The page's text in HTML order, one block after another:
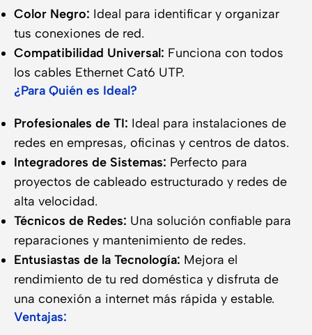
Color Negro: Ideal para identificar y organizar
tus conexiones de red.
Compatibilidad Universal: Funciona con todos
los cables Ethernet Cat6 UTP.
¿Para Quién es Ideal?
Profesionales de TI: Ideal para instalaciones de
redes en empresas, oficinas y centros de datos.
Integradores de Sistemas: Perfecto para
proyectos de cableado estructurado y redes de
alta velocidad.
Técnicos de Redes: Una solución confiable para
reparaciones y mantenimiento de redes.
Entusiastas de la Tecnología: Mejora el
rendimiento de tu red doméstica y disfruta de
una conexión a internet más rápida y estable.
Ventajas: